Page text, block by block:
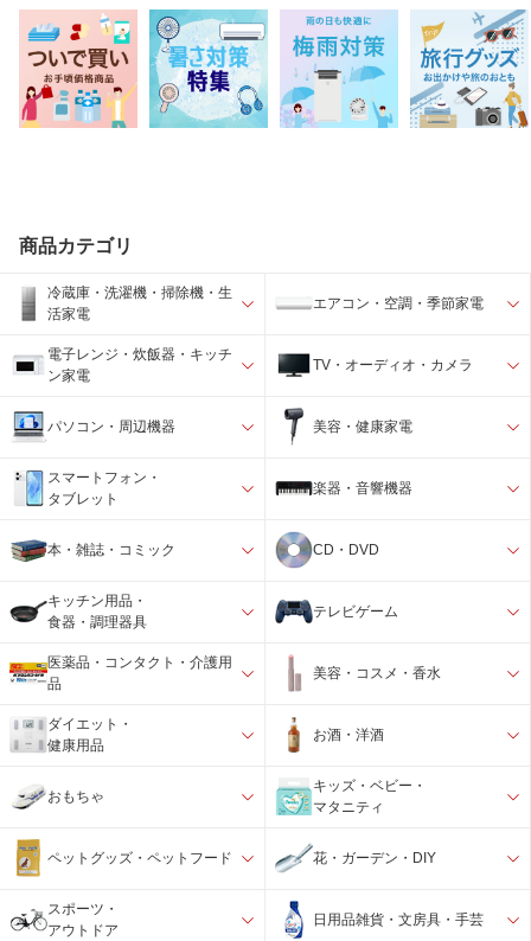
商品カテゴリ
冷蔵庫・洗濯機・掃除機・生
活家電
エアコン・空調・季節家電
電子レンジ・炊飯器・キッチ
ン家電
TV・オーディオ・カメラ
パソコン・周辺機器 美容・健康家電
スマートフォン・
タブレット
楽器・音響機器
本・雑誌・コミック CD・DVD
キッチン用品・
食器・調理器具
テレビゲーム
医薬品・コンタクト・介護用
品
美容・コスメ・香水
ダイエット・
健康用品
お酒・洋酒
おもちゃ
キッズ・ベビー・
マタニティ
ペットグッズ・ペットフード 花・ガーデン・DIY
スポーツ・
アウトドア
日用品雑貨・文房具・手芸